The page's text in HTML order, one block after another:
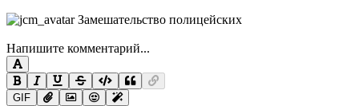
Напишите комментарий...
GIF